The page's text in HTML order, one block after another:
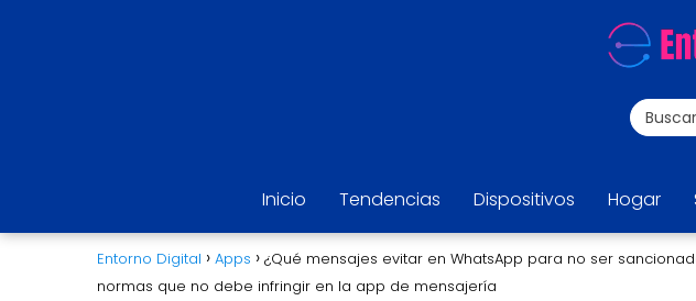
Inicio Tendencias Dispositivos Hogar
Entorno Digital Apps
¿Qué mensajes evitar en WhatsApp para no ser
normas que no debe infringir en la app de mensajería